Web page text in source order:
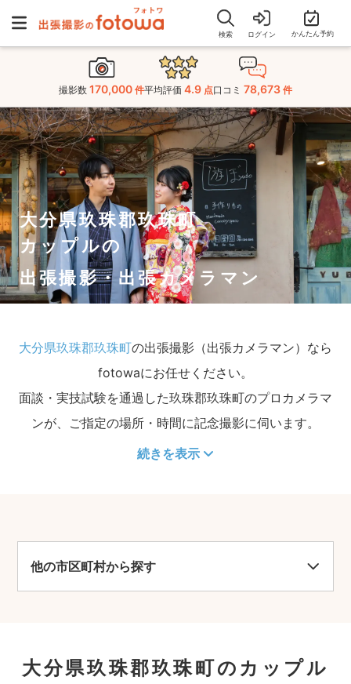
検索 ログイン かんたん予約
撮影数 170,000 件平均評価 4.9 点口コミ 78,673 件
大分県玖珠郡玖珠町
カップルの
出張撮影・出張カメラマン
大分県玖珠郡玖珠町の出張撮影（出張カメラマン）なら
fotowaにお任せください。
面談・実技試験を通過した玖珠郡玖珠町のプロカメラマ
ンが、ご指定の場所・時間に記念撮影に伺います。
続きを表示
他の市区町村から探す
大分県玖珠郡玖珠町のカップル